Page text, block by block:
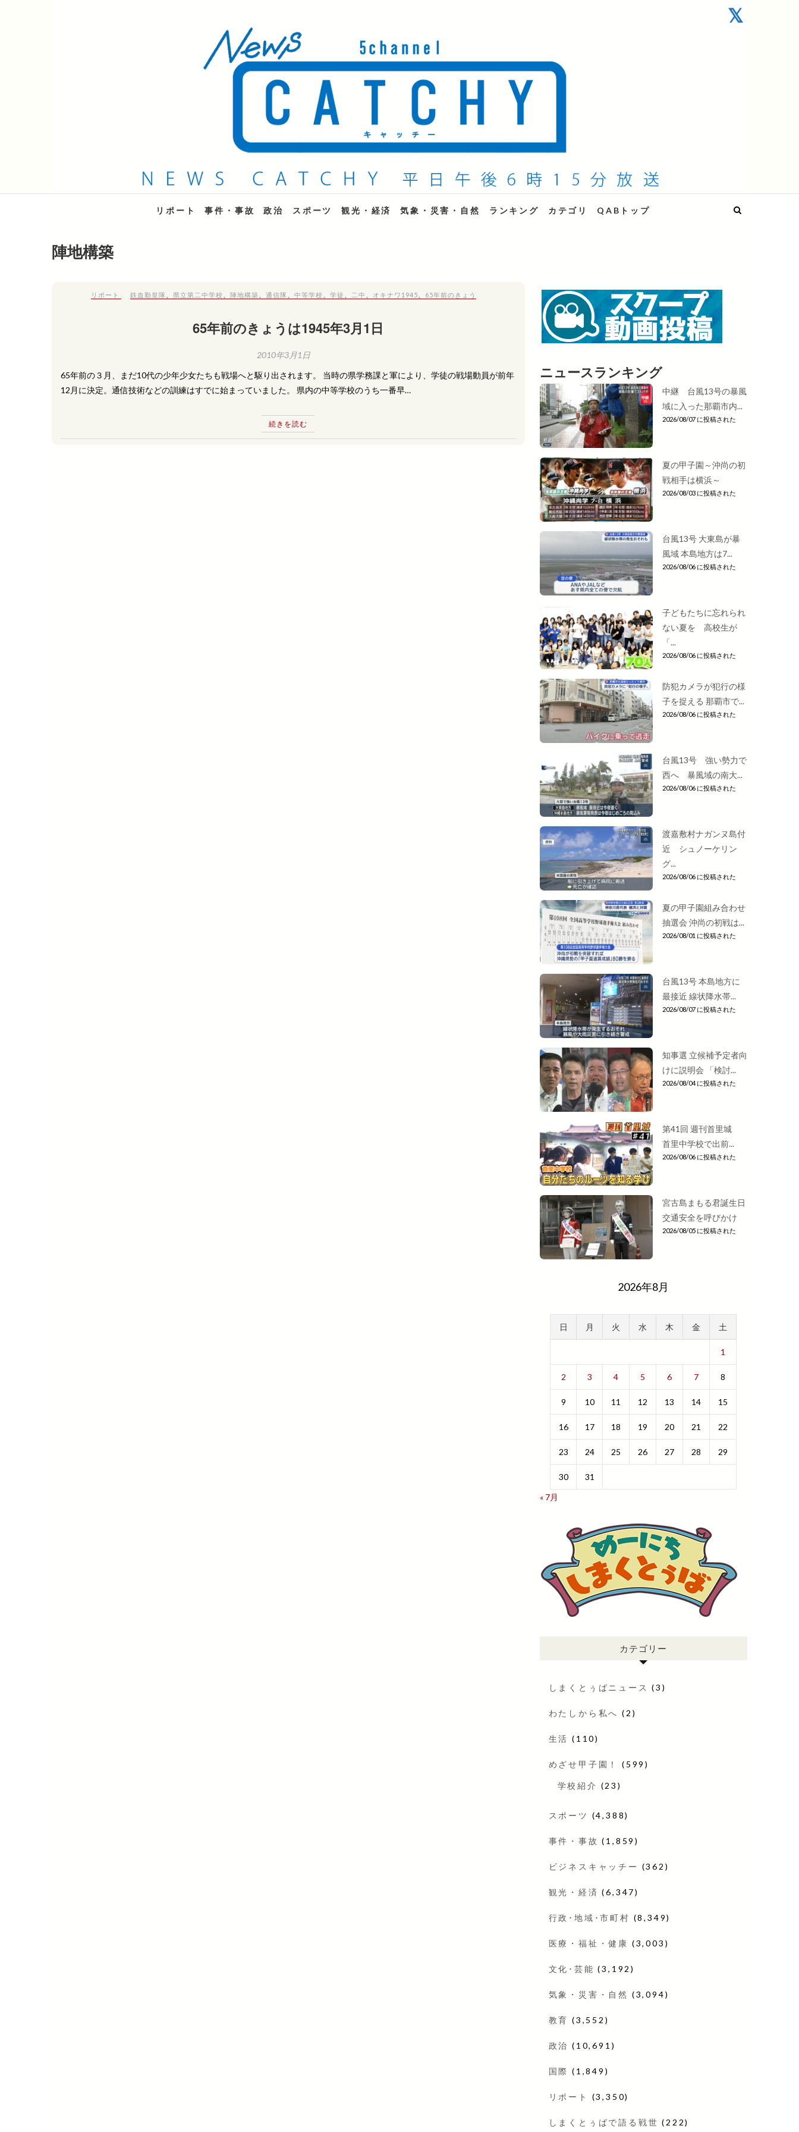
QAB NEWS Headline
キャッチー 月曜〜金曜 午後6時15分放送
リポート 事件・事故 政治 スポーツ 観光・経済 気象・災害・自然 ランキング カテゴリ QABトップ
陣地構築
リポート 鉄血勤皇隊 県立第二中学校 、陣地構築 通信隊 、中等学校 、学徒 二中 オキナワ1945 65年前のきょう
65年前のきょうは1945年3月1日
2010年3月1日
65年前の３月、まだ10代の少年少女たちも戦場へと駆り出されます。 当時の県学務課と軍により、学徒の戦場動員が前年
12月に決定。通信技術などの訓練はすでに始まっていました。 県内の中等学校のうち一番早…
続きを読む
ニュースランキング
中継 台風13号の暴風
域に入った那覇市内...
2026/08/07 に投稿された
夏の甲子園～沖尚の初
戦相手は横浜～
2026/08/03 に投稿された
台風13号 大東島が暴
風域 本島地方は7...
2026/08/06 に投稿された
子どもたちに忘れられ
ない夏を 高校生が
「...
2026/08/06 に投稿された
防犯カメラが犯行の様
子を捉える 那覇市で...
2026/08/06 に投稿された
台風13号 強い勢力で
西へ 暴風域の南大...
2026/08/06 に投稿された
渡嘉敷村ナガンヌ島付
近 シュノーケリン
グ...
2026/08/06 に投稿された
夏の甲子園組み合わせ
抽選会 沖尚の初戦は...
2026/08/01 に投稿された
台風13号 本島地方に
最接近 線状降水帯...
2026/08/07 に投稿された
知事選 立候補予定者向
けに説明会 「検討...
2026/08/04 に投稿された
第41回 週刊首里城
首里中学校で出前...
2026/08/06 に投稿された
宮古島まもる君誕生日
交通安全を呼びかけ
2026/08/05 に投稿された
2026年8月
日 月 火 水 木 金 土
1
2 3 4 5 6 7 8
9 10 11 12 13 14 15
16 17 18 19 20 21 22
23 24 25 26 27 28 29
30
31
« 7月
カテゴリー
しまくとぅばニュース (3)
わたしから私へ (2)
生活 (110)
めざせ甲子園！ (599)
学校紹介 (23)
スポーツ (4,388)
事件・事故 (1,859)
ビジネスキャッチー (362)
観光・経済 (6,347)
行政･地域･市町村 (8,349)
医療・福祉・健康 (3,003)
文化･芸能 (3,192)
気象・災害・自然 (3,094)
教育 (3,552)
政治 (10,691)
国際 (1,849)
リポート (3,350)
しまくとぅばで語る戦世 (222)